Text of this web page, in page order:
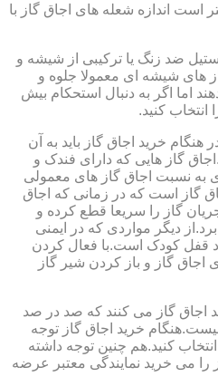
است اندازه شعله های اجاق گاز با
ضد زنگ یا ترکیبی از شیشه و
های شیشه ای معمولا جلوه و
اما اگر به دنبال استحکام بیش
انتخاب کنید.
هنگام خرید اجاق گاز باید به آن
گاز هایی که دارای فندک و
به نسبت اجاق گاز های معمولی
گاز است که در زمانی که اجاق
گاز را سریعا قطع کرده و
دیگر مواردی که در ایمنی
قفل کودک است.با فعال کردن
گاز و باز کردن شیر گاز
اجاق گاز می کنند که صد در صد
خرید اجاق گاز توجه
کنید.هم چنین توجه داشته
را می خرید نمایندگی معتبر عرضه